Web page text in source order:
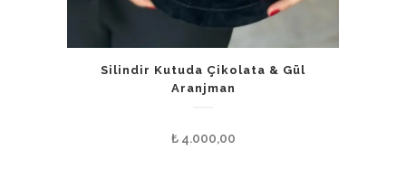
Silindir Kutuda Çikolata & Gül
Aranjman
₺4.000,00